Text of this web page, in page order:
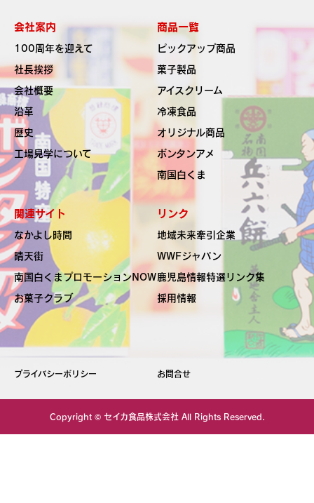
会社案内
100周年を迎えて
社長挨拶
会社概要
沿革
歴史
工場見学について
商品一覧
ピックアップ商品
菓子製品
アイスクリーム
冷凍食品
オリジナル商品
ボンタンアメ
南国白くま
関連サイト
なかよし時間
晴天街
南国白くまプロモーションNOW
お菓子クラブ
リンク
地域未来牽引企業
WWFジャパン
鹿児島情報特選リンク集
採用情報
プライバシーポリシー お問合せ
Copyright © セイカ食品株式会社All Rights Reserved.